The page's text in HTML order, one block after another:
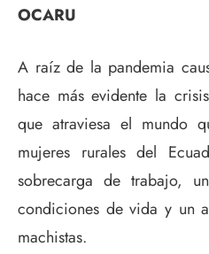
OCARU
A raíz de la pandemia
hace más evidente la
que atraviesa el mundo
mujeres rurales del
sobrecarga de trabajo,
condiciones de vida y un
machistas.